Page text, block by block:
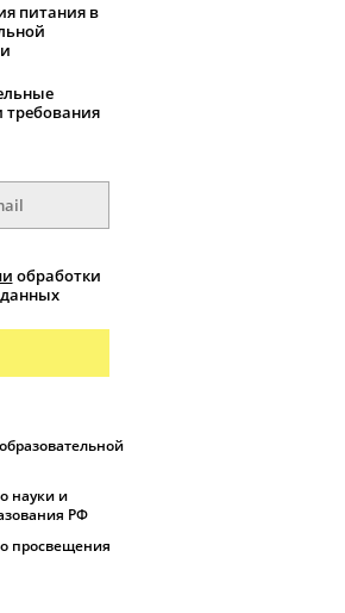
питания в
требования
обработки
науки и
РФ
просвещения